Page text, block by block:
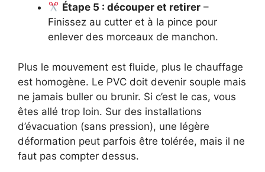
Étape 5 : découper et retirer –
Finissez au cutter et à la pince pour
enlever des morceaux de manchon.
Plus le mouvement est fluide, plus le chauffage
est homogène. Le PVC doit devenir souple mais
ne jamais buller ou brunir. Si c’est le cas, vous
êtes allé trop loin. Sur des installations
d’évacuation (sans pression), une légère
déformation peut parfois être tolérée, mais il ne
faut pas compter dessus.